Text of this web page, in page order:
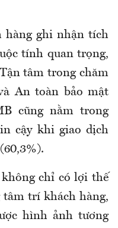
hàng ghi nhận tích
tính quan trọng,
tâm trong chăm
An toàn bảo mật
cũng nằm trong
cậy khi giao dịch
chỉ có lợi thế
tâm trí khách hàng,
hình ảnh tương